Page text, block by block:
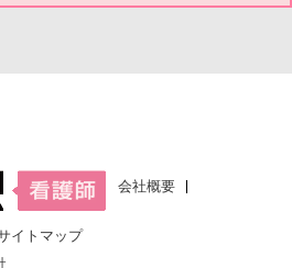
会社概要
イトマップ